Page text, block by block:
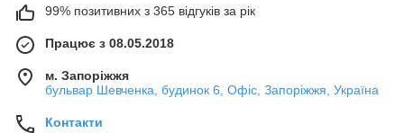
99% позитивних з 365 відгуків за рік
Працює з 08.05.2018
м. Запоріжжя
бульвар Шевченка, будинок 6, Офіс, Запоріжжя, Україна
Контакти